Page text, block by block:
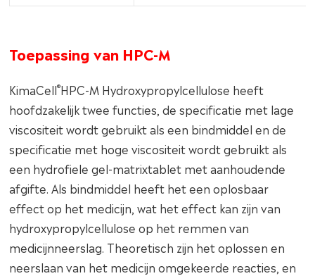
Toepassing van HPC-M
KimaCell®HPC-M Hydroxypropylcellulose heeft
hoofdzakelijk twee functies, de specificatie met lage
viscositeit wordt gebruikt als een bindmiddel en de
specificatie met hoge viscositeit wordt gebruikt als
een hydrofiele gel-matrixtablet met aanhoudende
afgifte. Als bindmiddel heeft het een oplosbaar
effect op het medicijn, wat het effect kan zijn van
hydroxypropylcellulose op het remmen van
medicijnneerslag. Theoretisch zijn het oplossen en
neerslaan van het medicijn omgekeerde reacties, en